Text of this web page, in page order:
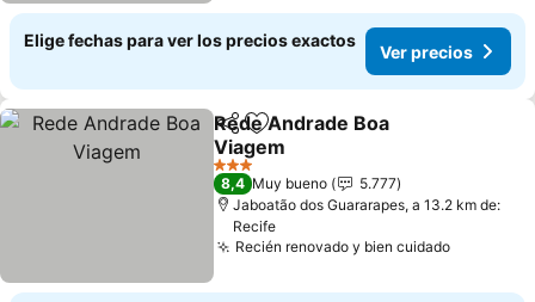
Elige fechas para ver los precios exactos
Ver precios
CompartirAgregar a favoritos
Rede Andrade Boa
Viagem
3 Estrellas
8,4 Muy bueno
5.777
Jaboatão dos Guararapes, a 13.2 km de:
Recife
Recién renovado y bien cuidado